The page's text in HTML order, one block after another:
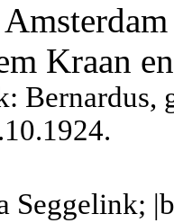
Kraan
Bernardus,
Seggelink;